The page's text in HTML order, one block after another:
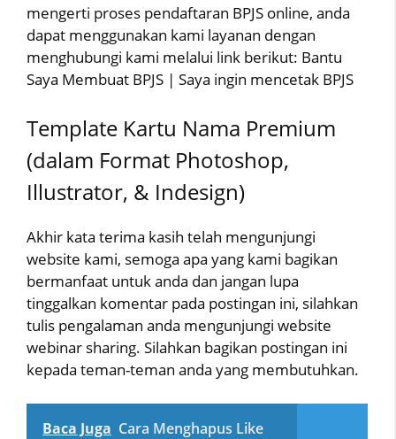
mengerti proses pendaftaran BPJS online, anda
dapat menggunakan kami layanan dengan
menghubungi kami melalui link berikut: Bantu
Saya Membuat BPJS | Saya ingin mencetak BPJS
Template Kartu Nama Premium
(dalam Format Photoshop,
Illustrator, & Indesign)
Akhir kata terima kasih telah mengunjungi
website kami, semoga apa yang kami bagikan
bermanfaat untuk anda dan jangan lupa
tinggalkan komentar pada postingan ini, silahkan
tulis pengalaman anda mengunjungi website
webinar sharing. Silahkan bagikan postingan ini
kepada teman-teman anda yang membutuhkan.
Baca Juga Cara Menghapus Like